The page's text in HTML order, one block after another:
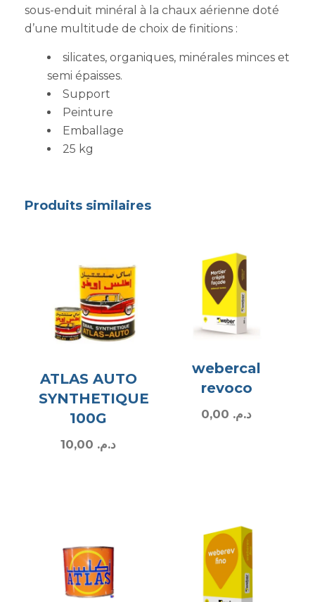
sous-enduit minéral à la chaux aérienne doté
d’une multitude de choix de finitions :
silicates, organiques, minérales minces et
semi épaisses.
Support
Peinture
Emballage
25 kg
Produits similaires
ATLAS AUTO
SYNTHETIQUE
100G
د.م.
webercal
revoco
د.م.